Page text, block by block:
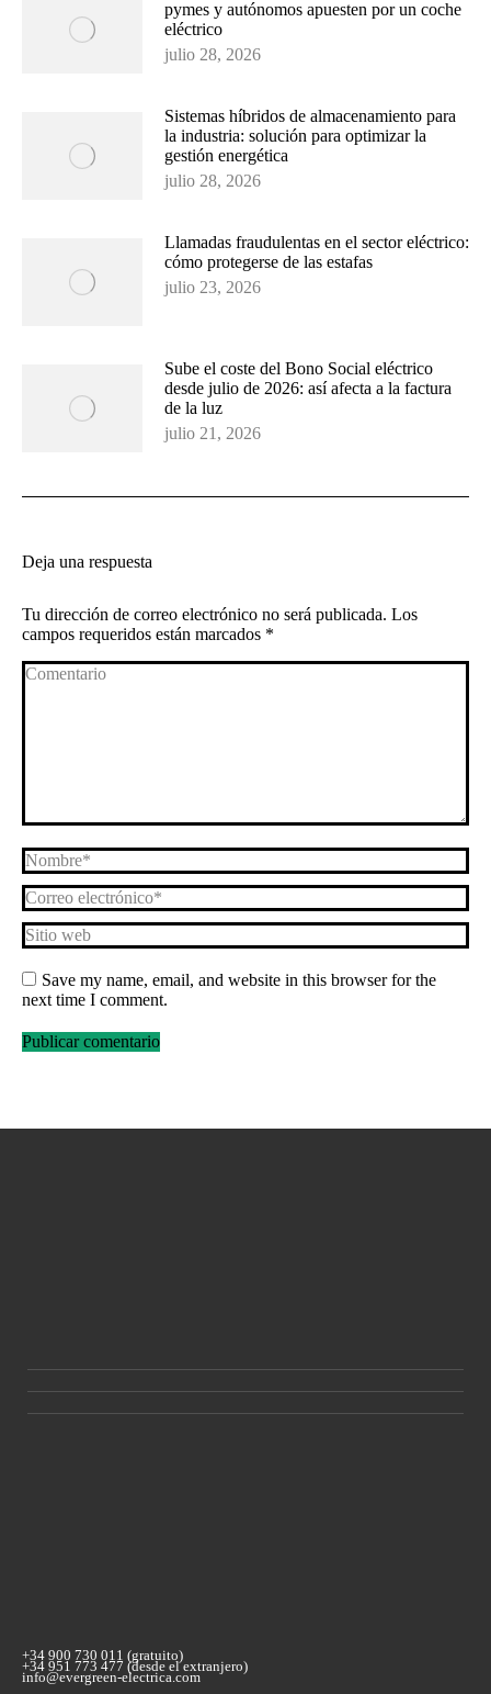
pymes y autónomos apuesten por un coche
eléctrico
julio 28, 2026
Sistemas híbridos de almacenamiento para
la industria: solución para optimizar la
gestión energética
julio 28, 2026
Llamadas fraudulentas en el sector eléctrico:
cómo protegerse de las estafas
julio 23, 2026
Sube el coste del Bono Social eléctrico
desde julio de 2026: así afecta a la factura
de la luz
julio 21, 2026
Deja una respuesta
Tu dirección de correo electrónico no será publicada. Los
campos requeridos están marcados *
Comentario
Nombre *
Correo electrónico *
Sitio web
Save my name, email, and website in this browser for the
next time I comment.
Publicar comentario
+34 900 730 011 (gratuito)
+34 951 773 477 (desde el extranjero)
info@evergreen-electrica.com